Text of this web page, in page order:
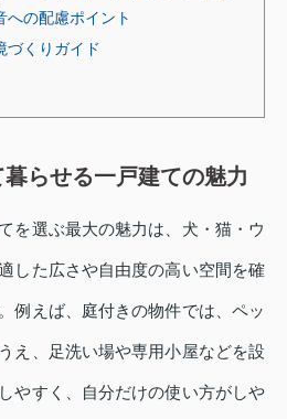
への配慮ポイント
づくりガイド
らせる一戸建ての魅力
を選ぶ最大の魅力は、犬・猫・ウ
した広さや自由度の高い空間を確
例えば、庭付きの物件では、ペッ
え、足洗い場や専用小屋などを設
やすく、自分だけの使い方がしや